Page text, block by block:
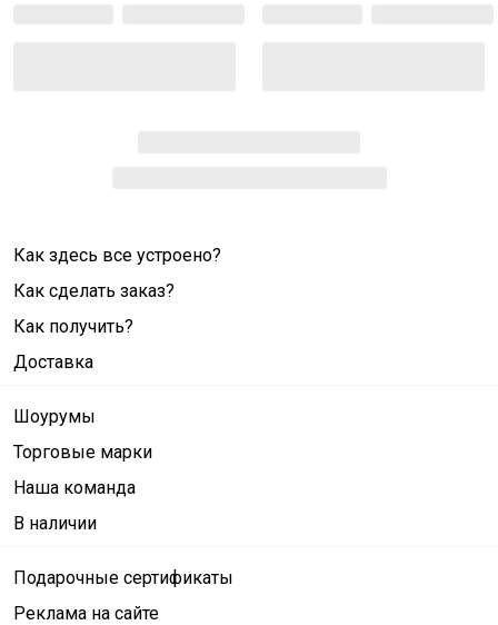
Как здесь все устроено?
Как сделать заказ?
Как получить?
Доставка
Шоурумы
Торговые марки
Наша команда
В наличии
Подарочные сертификаты
Реклама на сайте